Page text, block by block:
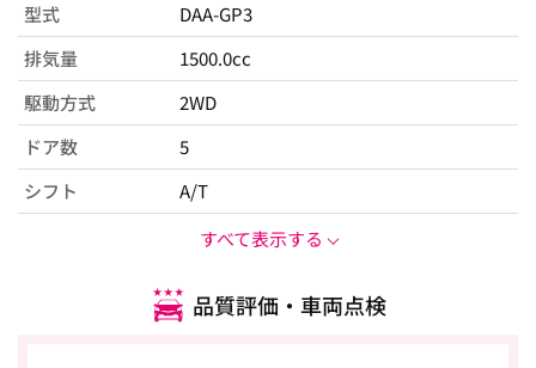
型式
DAA-GP3
排気量
1500.0cc
駆動方式
2WD
ドア数
5
シフト
A/T
すべて表示する
品質評価・車両点検